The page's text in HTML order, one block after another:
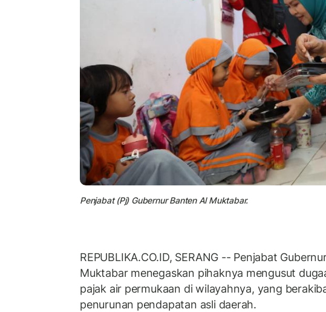
Penjabat (Pj) Gubernur Banten Al Muktabar.
REPUBLIKA.CO.ID, SERANG -- Penjabat
Muktabar menegaskan pihaknya mengusut
pajak air permukaan di wilayahnya, yang
penurunan pendapatan asli daerah.